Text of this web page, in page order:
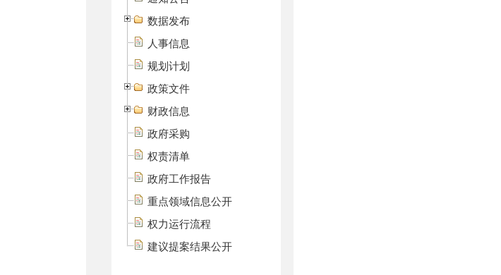
数据发布
人事信息
规划计划
政策文件
财政信息
政府采购
权责清单
政府工作报告
重点领域信息公开
权力运行流程
建议提案结果公开